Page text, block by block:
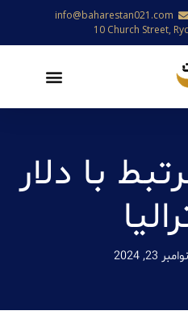
info@baharestan021.com
10 Church Street,
با دلار
نوامبر 23, 2024